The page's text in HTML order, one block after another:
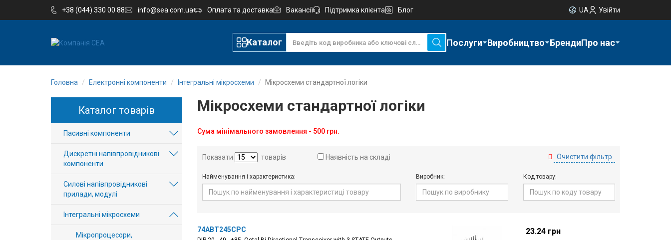
+38 (044) 330 00 88 info@sea.com.ua Оплата та доставка Вакансії Підтримка клієнта Блог UA Увійти
Каталог Послуги Виробництво БрендиПро нас
Компанія
Виробництво
Послуги
Новини
Вакансії
Головна Електронні компоненти Інтегральні мікросхеми Мікросхеми стандартної логіки
Мікросхеми стандартної логіки
Сума мінімального замовлення - 500 грн.
Показати товарів Наявність на складі Очистити фільтр
Найменування і характеристика: Виробник: Код товару:
74ABT245CPC 23.24 грн
Каталог товарів
Пасивні компоненти
Дискретні напівпровідникові
компоненти
Силові напівпровідникові
прилади, модулі
Інтегральні мікросхеми
Мікропроцесори,